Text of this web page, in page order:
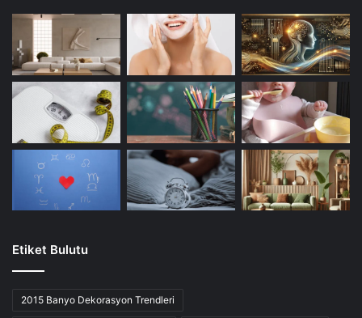
Etiket Bulutu
2015 Banyo Dekorasyon Trendleri